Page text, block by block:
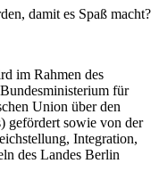
damit es Spaß macht?
im Rahmen des
für
Union über den
gefördert sowie von der
Integration,
des Landes Berlin